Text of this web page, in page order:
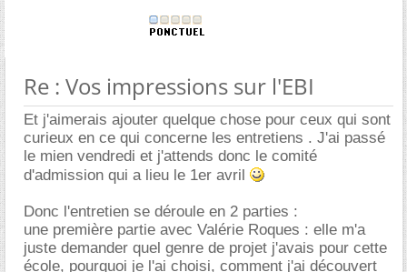
Re : Vos impressions sur l'EBI
Et j'aimerais ajouter quelque chose pour ceux qui sont
curieux en ce qui concerne les entretiens . J'ai passé
le mien vendredi et j'attends donc le comité
d'admission qui a lieu le 1er avril
Donc l'entretien se déroule en 2 parties :
une première partie avec Valérie Roques : elle m'a
juste demander quel genre de projet j'avais pour cette
école, pourquoi je l'ai choisi, comment j'ai découvert